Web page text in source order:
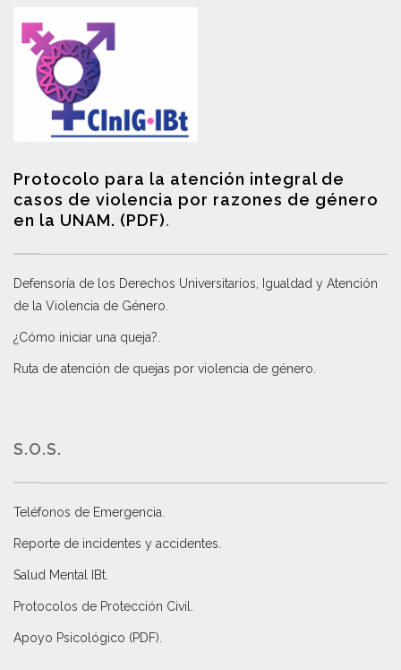
Protocolo para la atención integral de
casos de violencia por razones de género
en la UNAM. (PDF).
Defensoría de los Derechos Universitarios, Igualdad y Atención
de la Violencia de Género
¿Cómo iniciar una queja?
Ruta de atención de quejas por violencia de género
S.O.S.
Teléfonos de Emergencia.
Reporte de incidentes y accidentes
Salud Mental IBt
Protocolos de Protección Civil
Apoyo Psicológico (PDF)